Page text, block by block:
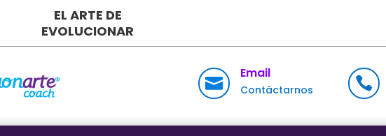
EL ARTE DE
EVOLUCIONAR

Email
Contáctarnos 